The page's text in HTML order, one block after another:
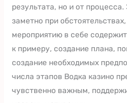
результата, но и от
заметно при
мероприятию в себе
к примеру, создание плана,
создание необходимых
числа этапов Водка казино
чувственно важным,